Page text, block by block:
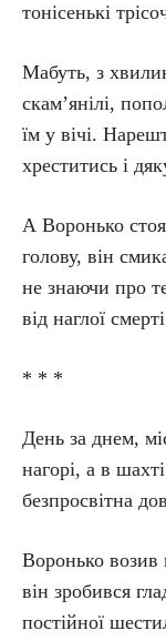
тонісенькі
Мабуть, з
скам’янілі,
їм у вічі.
хреститись і
А Воронько
голову, він
не знаючи про
від наглої
* * *
День за днем,
нагорі, а в
безпросвітна
Воронько возив
він зробився
постійної